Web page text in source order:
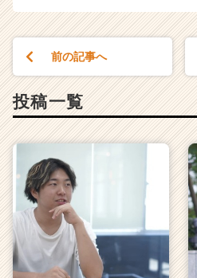
前の記事へ
投稿一覧